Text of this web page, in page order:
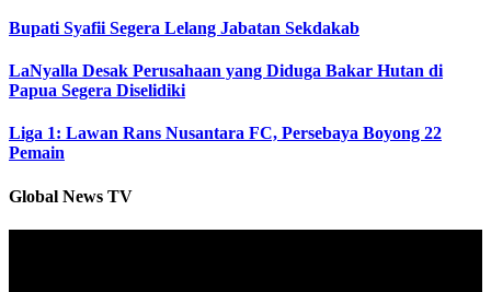
Bupati Syafii Segera Lelang Jabatan Sekdakab
LaNyalla Desak Perusahaan yang Diduga Bakar Hutan di
Papua Segera Diselidiki
Liga 1: Lawan Rans Nusantara FC, Persebaya Boyong 22
Pemain
Global News TV